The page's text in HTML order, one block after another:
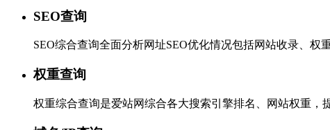
SEO查询
SEO综合查询全面分析网址SEO优化情况包括网站收录、权
权重查询
权重综合查询是爱站网综合各大搜索引擎排名、网站权重，